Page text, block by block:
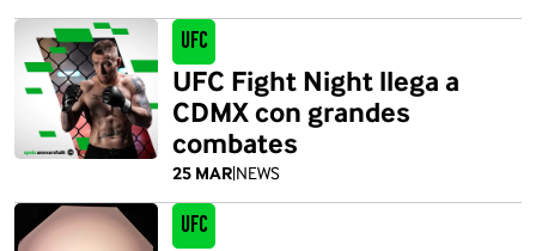
UFC
25 MAR|NEWS
UFC Fight Night llega a
CDMX con grandes
combates
UFC